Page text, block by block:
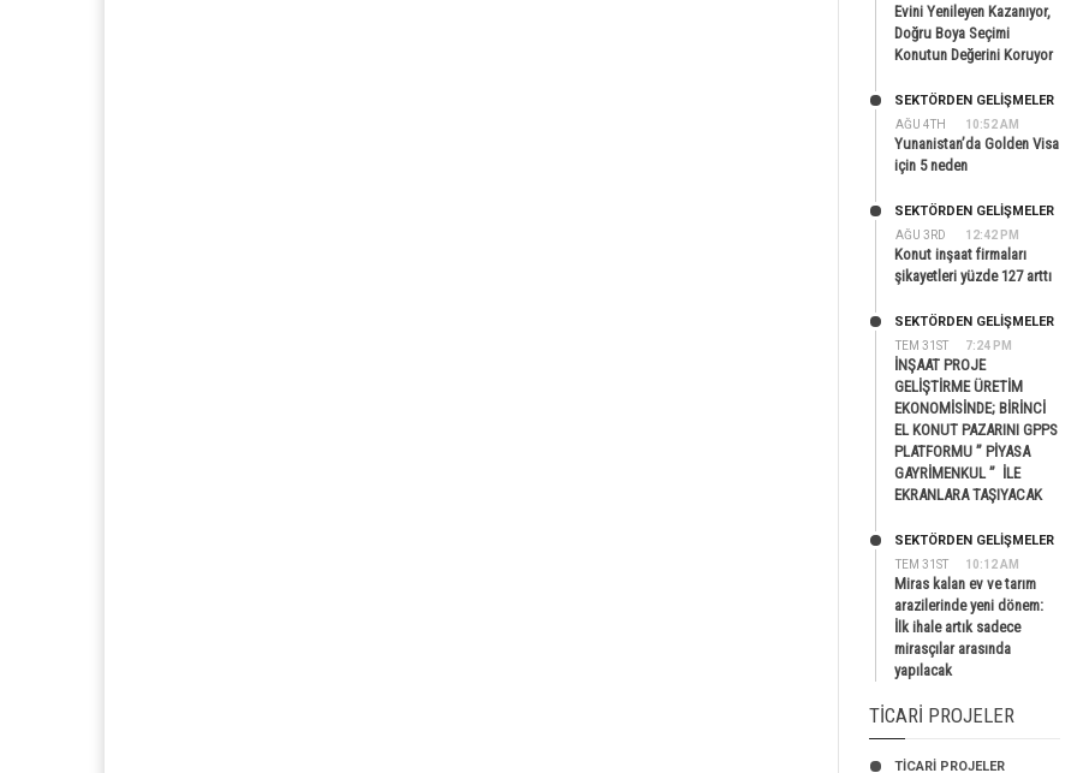
Evini Yenileyen Kazanıyor,
Doğru Boya Seçimi
Konutun Değerini Koruyor
AĞU 4TH 10:52 AM
SEKTÖRDEN GELIŞMELER
Yunanistan’da Golden Visa
için 5 neden
AĞU 3RD 12:42 PM
SEKTÖRDEN GELIŞMELER
Konut inşaat firmaları
şikayetleri yüzde 127 arttı
TEM 31ST 7:24 PM
SEKTÖRDEN GELIŞMELER
İNŞAAT PROJE
GELİŞTİRME ÜRETİM
EKONOMİSİNDE; BİRİNCİ
EL KONUT PAZARINI GPPS
PLATFORMU ” PİYASA
GAYRİMENKUL ” İLE
EKRANLARA TAŞIYACAK
TEM 31ST 10:12 AM
SEKTÖRDEN GELIŞMELER
Miras kalan ev ve tarım
arazilerinde yeni dönem:
İlk ihale artık sadece
mirasçılar arasında
yapılacak
TICARI PROJELER
TİCARİ PROJELER